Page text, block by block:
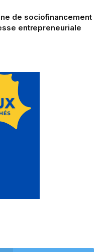
de sociofinancement
entrepreneuriale